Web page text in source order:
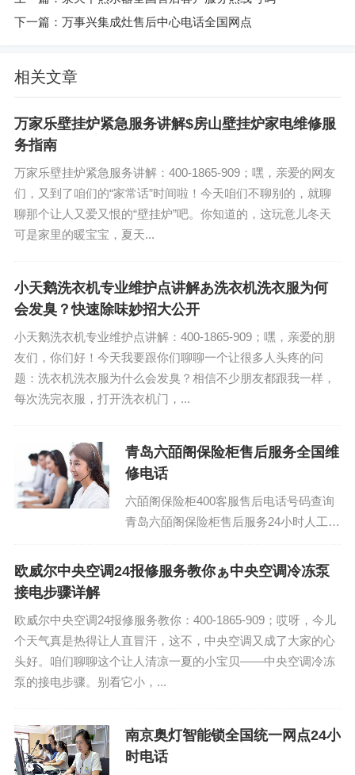
下一篇： 万事兴集成灶售后中心电话全国网点
相关文章
万家乐壁挂炉紧急服务讲解$房山壁挂炉家电维修服
务指南
万家乐壁挂炉紧急服务讲解：400-1865-909；嘿，亲爱的网友
们，又到了咱们的“家常话”时间啦！今天咱们不聊别的，就聊
聊那个让人又爱又恨的“壁挂炉”吧。你知道的，这玩意儿冬天
可是家里的暖宝宝，夏天...
小天鹅洗衣机专业维护点讲解あ洗衣机洗衣服为何
会发臭？快速除味妙招大公开
小天鹅洗衣机专业维护点讲解：400-1865-909；嘿，亲爱的朋
友们，你们好！今天我要跟你们聊聊一个让很多人头疼的问
题：洗衣机洗衣服为什么会发臭？相信不少朋友都跟我一样，
每次洗完衣服，打开洗衣机门，...
青岛六皕阁保险柜售后服务全国维
修电话
六皕阁保险柜400客服售后电话号码查询
青岛六皕阁保险柜售后服务24小时人工服
即可拨打）...
欧威尔中央空调24报修服务教你ぁ中央空调冷冻泵
接电步骤详解
欧威尔中央空调24报修服务教你：400-1865-909；哎呀，今儿
个天气真是热得让人直冒汗，这不，中央空调又成了大家的心
头好。咱们聊聊这个让人清凉一夏的小宝贝——中央空调冷冻
泵的接电步骤。别看它小，...
南京奥灯智能锁全国统一网点24小
时电话